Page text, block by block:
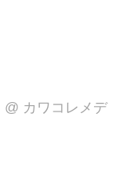
@ カワコレメデ